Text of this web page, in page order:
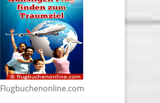
Flugbuchenonline.com